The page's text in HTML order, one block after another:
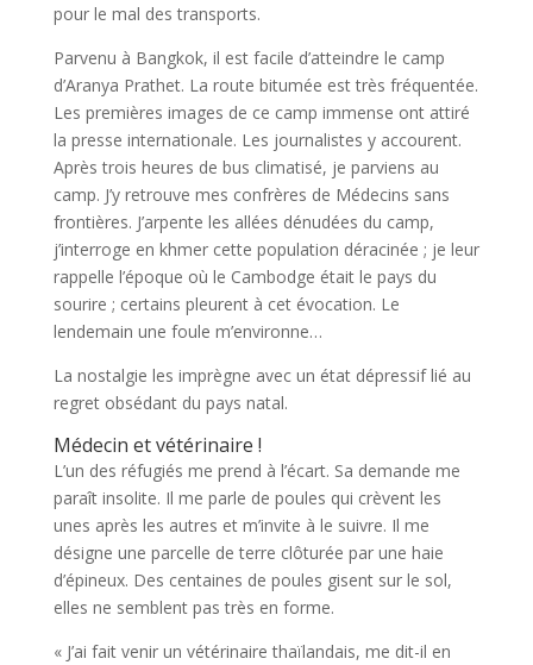
pour le mal des transports.
Parvenu à Bangkok, il est facile d’atteindre le camp
d’Aranya Prathet. La route bitumée est très fréquentée.
Les premières images de ce camp immense ont attiré
la presse internationale. Les journalistes y accourent.
Après trois heures de bus climatisé, je parviens au
camp. J’y retrouve mes confrères de Médecins sans
frontières. J’arpente les allées dénudées du camp,
j’interroge en khmer cette population déracinée ; je leur
rappelle l’époque où le Cambodge était le pays du
sourire ; certains pleurent à cet évocation. Le
lendemain une foule m’environne…
La nostalgie les imprègne avec un état dépressif lié au
regret obsédant du pays natal.
Médecin et vétérinaire !
L’un des réfugiés me prend à l’écart. Sa demande me
paraît insolite. Il me parle de poules qui crèvent les
unes après les autres et m’invite à le suivre. Il me
désigne une parcelle de terre clôturée par une haie
d’épineux. Des centaines de poules gisent sur le sol,
elles ne semblent pas très en forme.
« J’ai fait venir un vétérinaire thaïlandais, me dit-il en